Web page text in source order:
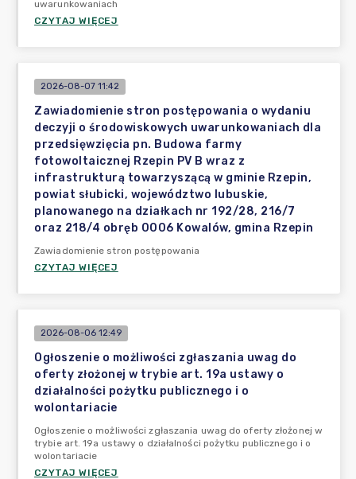
uwarunkowaniach
CZYTAJ WIĘCEJ
2026-08-07 11:42
Zawiadomienie stron postępowania o wydaniu
deczyji o środowiskowych uwarunkowaniach dla
przedsięwzięcia pn. Budowa farmy
fotowoltaicznej Rzepin PV B wraz z
infrastrukturą towarzyszącą w gminie Rzepin,
powiat słubicki, województwo lubuskie,
planowanego na działkach nr 192/28, 216/7
oraz 218/4 obręb 0006 Kowalów, gmina Rzepin
Zawiadomienie stron postępowania
CZYTAJ WIĘCEJ
2026-08-06 12:49
Ogłoszenie o możliwości zgłaszania uwag do
oferty złożonej w trybie art. 19a ustawy o
działalności pożytku publicznego i o
wolontariacie
Ogłoszenie o możliwości zgłaszania uwag do oferty złożonej w
trybie art. 19a ustawy o działalności pożytku publicznego i o
wolontariacie
CZYTAJ WIĘCEJ